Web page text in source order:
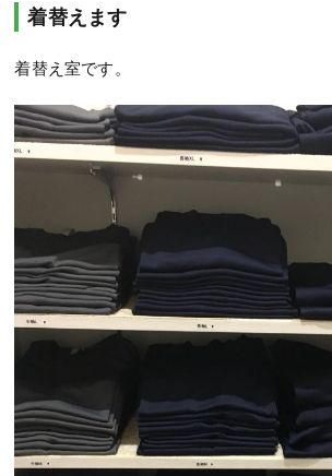
着替えます
着替え室です。